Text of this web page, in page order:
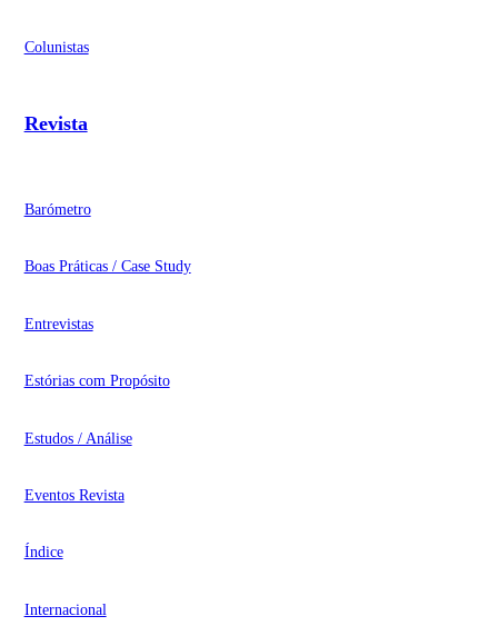
Colunistas
Revista
Barómetro
Boas Práticas / Case Study
Entrevistas
Estórias com Propósito
Estudos / Análise
Eventos Revista
Índice
Internacional